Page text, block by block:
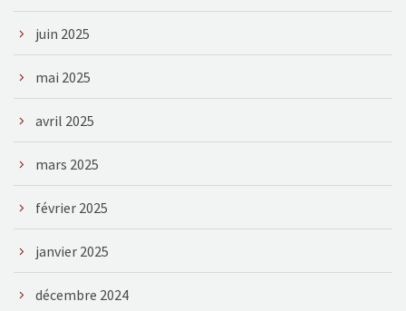
juin 2025
mai 2025
avril 2025
mars 2025
février 2025
janvier 2025
décembre 2024